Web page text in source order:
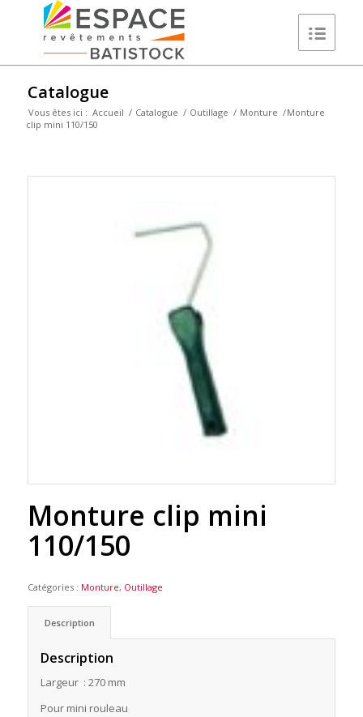
Catalogue
Vous êtes ici : Accueil / Catalogue / Outillage / Monture /Monture
clip mini 110/150
Monture clip mini
110/150
Catégories : Monture, Outillage
Description
Description
Largeur : 270 mm
Pour mini rouleau